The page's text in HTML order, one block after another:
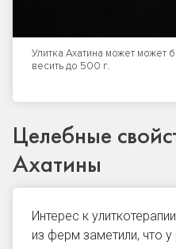
Улитка Ахатина может может
весить до 500 г.
Целебные
Ахатины
Интерес к
из ферм заметили, что